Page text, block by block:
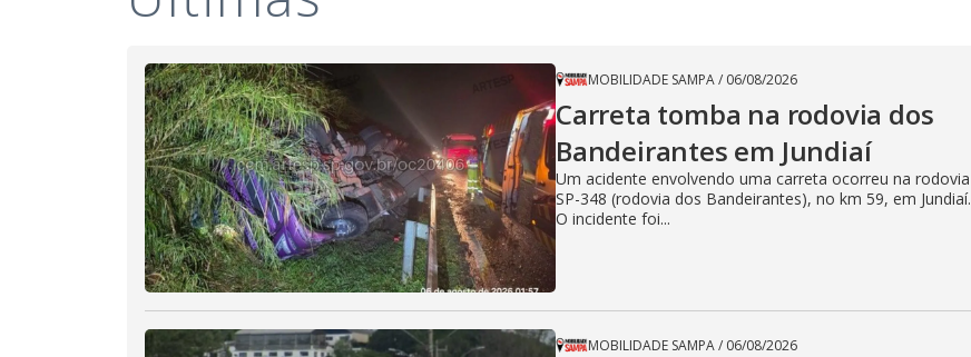
MOBILIDADE SAMPA/ 06/08/2026
Carreta tomba na rodovia dos
Bandeirantes em Jundiaí
Um acidente envolvendo uma carreta ocorreu na rodovia
SP-348 (rodovia dos Bandeirantes), no km 59, em Jundiaí.
O incidente foi...
MOBILIDADE SAMPA/ 06/08/2026